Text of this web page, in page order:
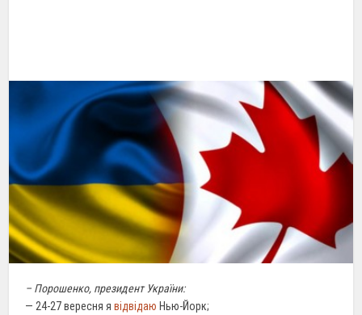
– Порошенко, президент України:
— 24-27 вересня явідвідаю Нью-Йорк;